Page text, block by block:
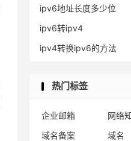
ipv6地址长度多少位
ipv6转ipv4
ipv4转换ipv6的方法
热门标签
企业邮箱 网络
域名备案
域名